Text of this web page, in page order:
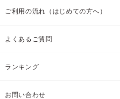
ご利用の流れ（はじめての方へ）
よくあるご質問
ランキング
お問い合わせ